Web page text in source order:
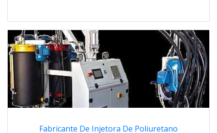
Fabricante De Injetora De Poliuretano